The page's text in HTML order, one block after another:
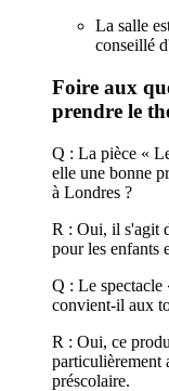
La salle
conseillé
Foire aux
prendre le
Q : La pièce «
elle une bonne
à Londres ?
R : Oui, il s'agit
pour les enfants
Q : Le spectacle
convient-il aux
R : Oui, ce
particulièrement
préscolaire.